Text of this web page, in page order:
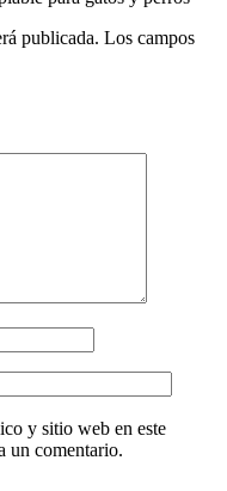
publicada. Los campos
y sitio web en este
un comentario.